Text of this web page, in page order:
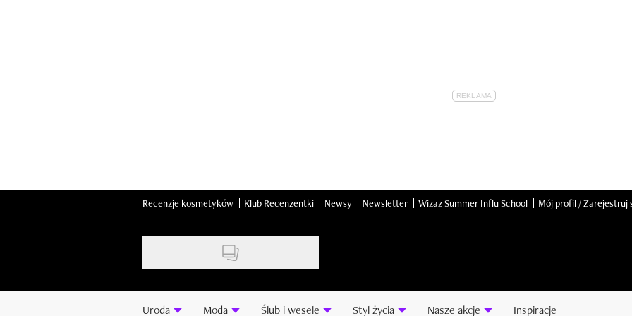
Recenzje kosmetyków Klub Recenzentki Newsy Newsletter Wizaz Summer Influ School Mój profil / Zarejestruj
Uroda Moda Ślub i wesele Styl życia Nasze akcje Inspiracje